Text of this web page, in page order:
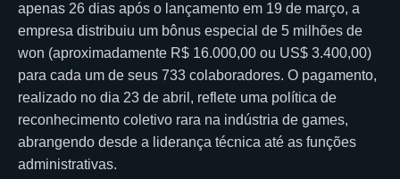
apenas 26 dias após o lançamento em 19 de março, a
empresa distribuiu um bônus especial de 5 milhões de
won (aproximadamente R$ 16.000,00 ou US$ 3.400,00)
para cada um de seus 733 colaboradores. O pagamento,
realizado no dia 23 de abril, reflete uma política de
reconhecimento coletivo rara na indústria de games,
abrangendo desde a liderança técnica até as funções
administrativas.